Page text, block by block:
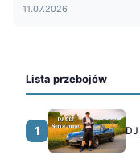
11.07.2026
Lista przebojów
1